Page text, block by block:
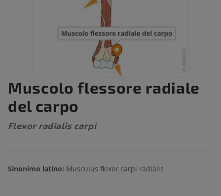
Muscolo flessore radiale
del carpo
Flexor radialis carpi
Sinonimo latino: Musculus flexor carpi radialis